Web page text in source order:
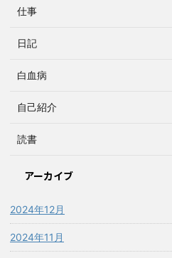
仕事
日記
白血病
自己紹介
読書
アーカイブ
2024年12月
2024年11月